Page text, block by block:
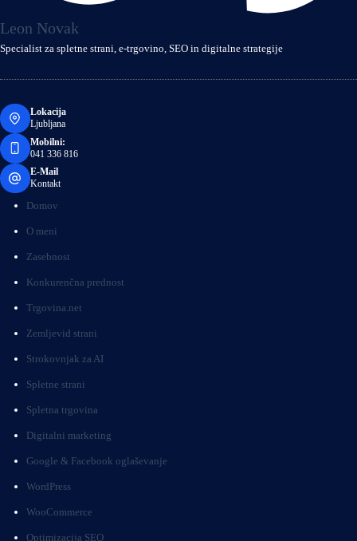
Leon Novak
Specialist za spletne strani, e‑trgovino, SEO in digitalne strategije
Lokacija
Ljubljana
Mobilni:
041 336 816
E-Mail
Kontakt
Domov
O meni
Zasebnost
Konkurenčna prednost
Trgovina.net
Zemljevid strani
Strokovnjak za AI
Spletne strani
Spletna trgovina
Digitalni marketing
Google & Facebook oglaševanje
WordPress
WooCommerce
Optimizacija SEO